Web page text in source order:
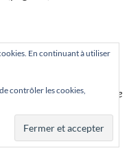
représentants de la police
En continuant à utiliser
contrôler les cookies,